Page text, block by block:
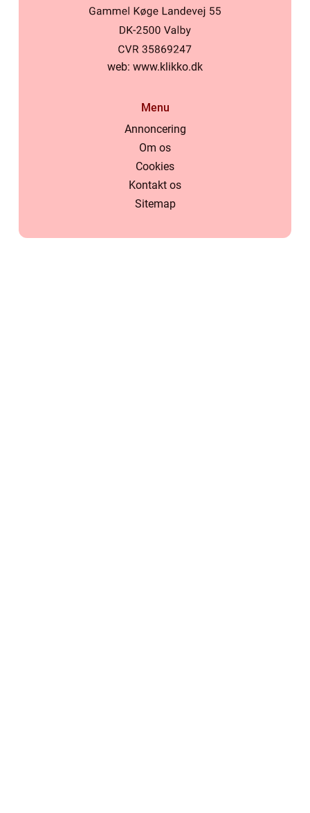
web: www.klikko.dk
Menu
Annoncering
Om os
Cookies
Kontakt os
Sitemap